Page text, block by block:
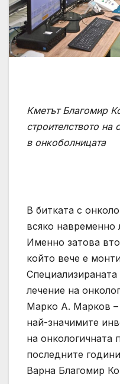
Кметът Благомир
строителството на
в онкоболницата
В битката с
всяко навременно
Именно затова
който вече е
лечение на
Марко А. Марков
най-значимите
на онкологичната
последните
Варна Благомир